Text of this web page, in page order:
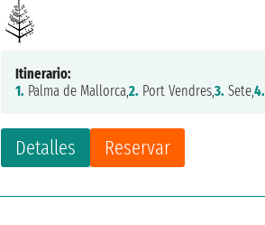
Detalles Reservar
Itinerario:
1. Palma de Mallorca,2. Port Vendres,3. Sete,4.